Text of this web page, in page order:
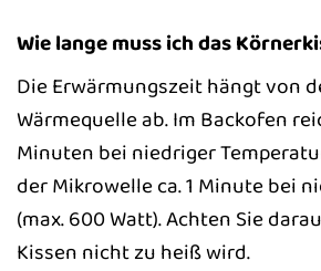
Wie lange muss ich das
Die Erwärmungszeit hängt von
Wärmequelle ab. Im Backofen
Minuten bei niedriger
der Mikrowelle ca. 1 Minute bei
(max. 600 Watt). Achten Sie
Kissen nicht zu heiß wird.